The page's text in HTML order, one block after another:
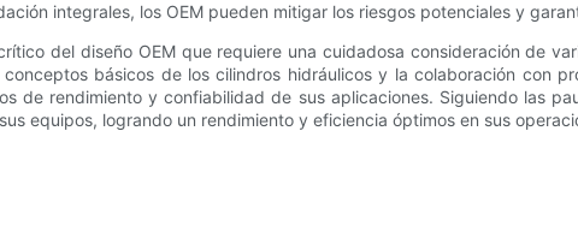
integrales, los OEM pueden mitigar los riesgos potenciales y
del diseño OEM que requiere una cuidadosa consideración de
básicos de los cilindros hidráulicos y la colaboración con
de rendimiento y confiabilidad de sus aplicaciones. Siguiendo las
equipos, logrando un rendimiento y eficiencia óptimos en sus